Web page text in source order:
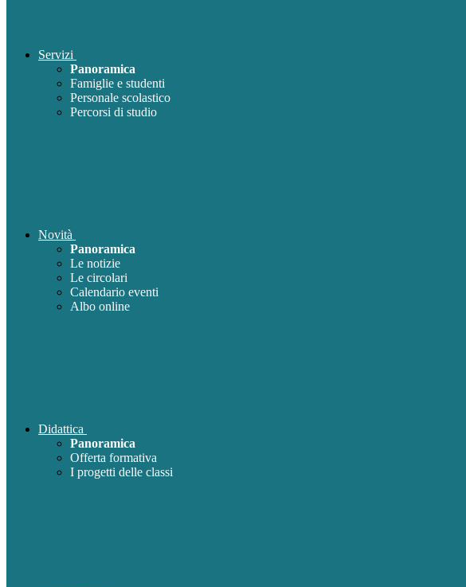
Servizi
Panoramica
Famiglie e studenti
Personale scolastico
Percorsi di studio
Novità
Panoramica
Le notizie
Le circolari
Calendario eventi
Albo online
Didattica
Panoramica
Offerta formativa
I progetti delle classi